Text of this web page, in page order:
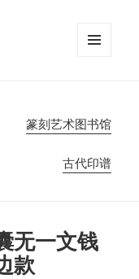
篆刻艺术图书馆
古代印谱
无一文钱
款